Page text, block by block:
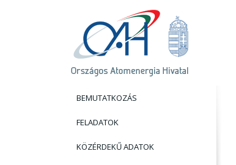
BEMUTATKOZÁS
FELADATOK
KÖZÉRDEKŰ ADATOK